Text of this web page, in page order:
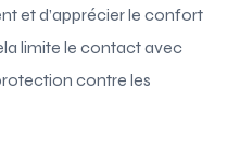
et d’apprécier le confort
limite le contact avec
contre les